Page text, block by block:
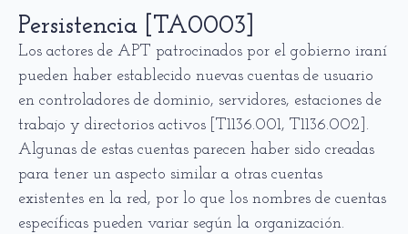
Persistencia [TA0003]
Los actores de APT patrocinados por el gobierno iraní
pueden haber establecido nuevas cuentas de usuario
en controladores de dominio, servidores, estaciones de
trabajo y directorios activos [T1136.001, T1136.002].
Algunas de estas cuentas parecen haber sido creadas
para tener un aspecto similar a otras cuentas
existentes en la red, por lo que los nombres de cuentas
específicas pueden variar según la organización.